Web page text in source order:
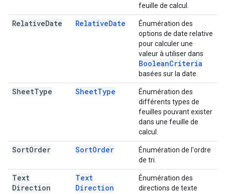
feuille de calcul.
RelativeDate RelativeDate
Énumération des
options de date relative
pour calculer une
valeur à utiliser dans
BooleanCriteria
basées sur la date.
SheetType SheetType
Énumération des
différents types de
feuilles pouvant exister
dans une feuille de
calcul.
SortOrder SortOrder
Énumération de l'ordre
de tri.
Text
Direction
Text
Direction
Énumération des
directions de texte